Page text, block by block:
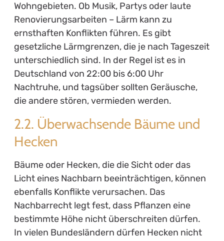
Wohngebieten. Ob Musik, Partys oder laute
Renovierungsarbeiten – Lärm kann zu
ernsthaften Konflikten führen. Es gibt
gesetzliche Lärmgrenzen, die je nach Tageszeit
unterschiedlich sind. In der Regel ist es in
Deutschland von 22:00 bis 6:00 Uhr
Nachtruhe, und tagsüber sollten Geräusche,
die andere stören, vermieden werden.
2.2. Überwachsende Bäume und
Hecken
Bäume oder Hecken, die die Sicht oder das
Licht eines Nachbarn beeinträchtigen, können
ebenfalls Konflikte verursachen. Das
Nachbarrecht legt fest, dass Pflanzen eine
bestimmte Höhe nicht überschreiten dürfen.
In vielen Bundesländern dürfen Hecken nicht